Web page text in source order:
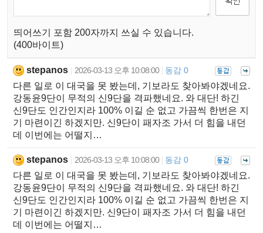
띄어쓰기 포함 200자까지 쓰실 수 있습니다.
(400바이트)
stepanos 2026-03-13 오후 10:08:00 동감 0
다른 일로 이 대국을 못 봤는데, 기보라도 찾아봐야겠네요.
강동윤9단이 무적의 신9단을 격파했네요. 와 대단! 하긴
신9단도 인간인지라 100% 이길 순 없고 가끔씩 한번은 지
기 마련이긴 하겠지만. 신9단이 패자조 가서 더 힘을 내던
데 이번에는 어떨지…
stepanos 2026-03-13 오후 10:08:00 동감 0
다른 일로 이 대국을 못 봤는데, 기보라도 찾아봐야겠네요.
강동윤9단이 무적의 신9단을 격파했네요. 와 대단! 하긴
신9단도 인간인지라 100% 이길 순 없고 가끔씩 한번은 지
기 마련이긴 하겠지만. 신9단이 패자조 가서 더 힘을 내던
데 이번에는 어떨지…